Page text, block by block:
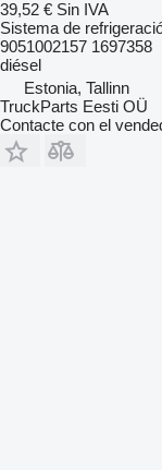
39,52 € Sin IVA
Sistema de
9051002157 1697358
diésel
Estonia, Tallinn
TruckParts Eesti OÜ
Contacte con el